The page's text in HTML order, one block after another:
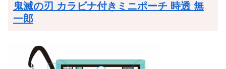
鬼滅の刃 カラビナ付きミニポーチ 時透 無
一郎